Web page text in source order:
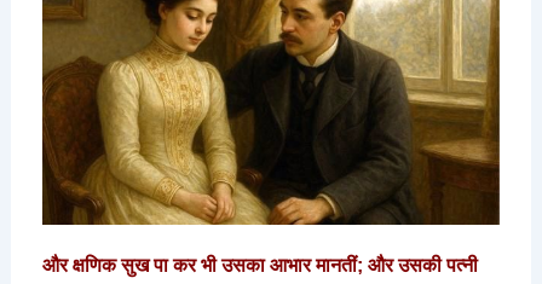
और क्षणिक सुख पा कर भी उसका आभार मानतीं; और उसकी पत्नी